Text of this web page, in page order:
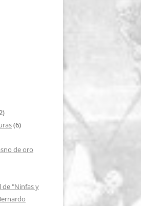
(6)
de oro
de "Ninfas y